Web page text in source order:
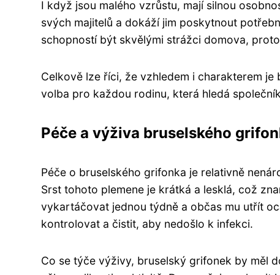
I když jsou malého vzrůstu, mají silnou
svých majitelů a dokáží jim poskytnout
schopností být skvělými strážci domova,
Celkově lze říci, že vzhledem i charakterem
volba pro každou rodinu, která hledá
Péče a výživa bruselského
Péče o bruselského grifonka je relativně
Srst tohoto plemene je krátká a lesklá, což
vykartáčovat jednou týdně a občas mu utřít
kontrolovat a čistit, aby nedošlo k infekci.
Co se týče výživy, bruselský grifonek by měl